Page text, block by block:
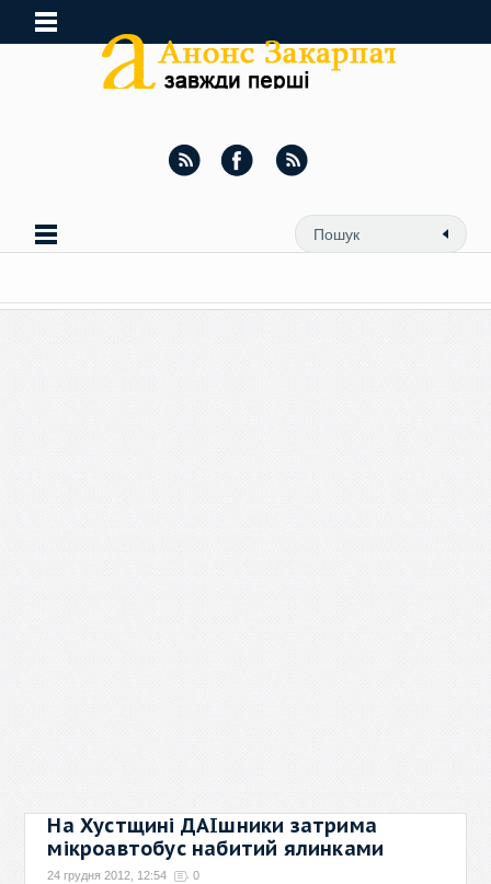
На Хустщині ДАІшники затрима
мікроавтобус набитий ялинками
24 грудня 2012, 12:54 0